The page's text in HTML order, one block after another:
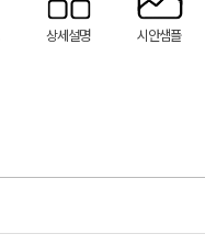
상세설명 시안샘플